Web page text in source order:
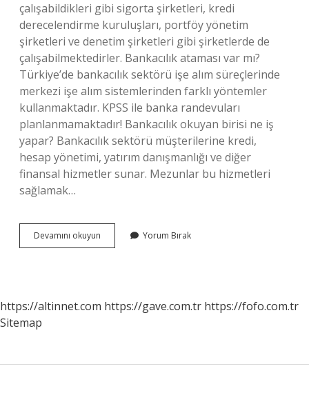
çalışabildikleri gibi sigorta şirketleri, kredi
derecelendirme kuruluşları, portföy yönetim
şirketleri ve denetim şirketleri gibi şirketlerde de
çalışabilmektedirler. Bankacılık ataması var mı?
Türkiye’de bankacılık sektörü işe alım süreçlerinde
merkezi işe alım sistemlerinden farklı yöntemler
kullanmaktadır. KPSS ile banka randevuları
planlanmamaktadır! Bankacılık okuyan birisi ne iş
yapar? Bankacılık sektörü müşterilerine kredi,
hesap yönetimi, yatırım danışmanlığı ve diğer
finansal hizmetler sunar. Mezunlar bu hizmetleri
sağlamak…
Devamını okuyun Bankacılık
Iş
Yorum Bırak
https://altinnet.com https://gave.com.tr https://fofo.com.tr
Sitemap